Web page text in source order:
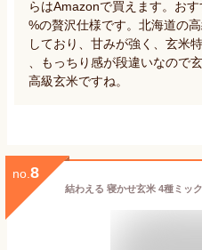
らはAmazonで買えます。お
%の贅沢仕様です。北海道の
しており、甘みが強く、玄米
、もっちり感が段違いなので
高級玄米ですね。
no. 8